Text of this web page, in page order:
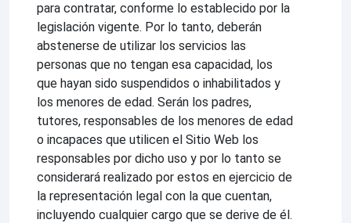
para contratar, conforme lo establecido por la
legislación vigente. Por lo tanto, deberán
abstenerse de utilizar los servicios las
personas que no tengan esa capacidad, los
que hayan sido suspendidos o inhabilitados y
los menores de edad. Serán los padres,
tutores, responsables de los menores de edad
o incapaces que utilicen el Sitio Web los
responsables por dicho uso y por lo tanto se
considerará realizado por estos en ejercicio de
la representación legal con la que cuentan,
incluyendo cualquier cargo que se derive de él.